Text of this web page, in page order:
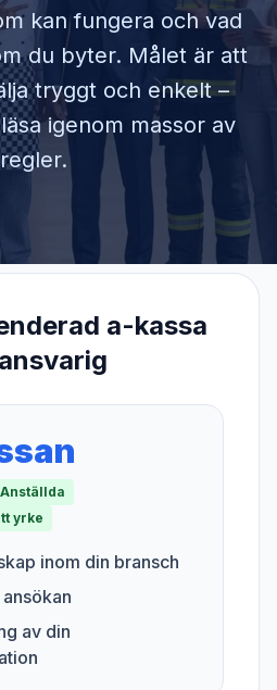
kan fungera och vad
du byter. Målet är att
tryggt och enkelt –
igenom massor av
regler.
a-kassa
Anställda
yrke
inom din bransch
av din